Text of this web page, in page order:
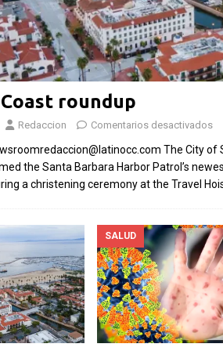
roundup
Redaccion Comentarios desactivados
The City
the Santa Barbara Harbor Patrol’s
a christening ceremony at the Travel
SALUD
a
Las Islas Malvinas y el
deporte: una historia
identidad, memoria y
pasión nacional
Por El Latino Newsroom El deporte
sido, a lo largo de la historia,
que una competencia entre
atletas. En numerosas
[...]